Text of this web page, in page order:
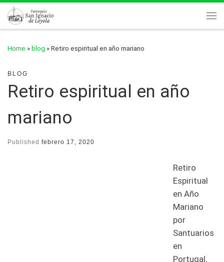
Skip to content
Home » blog » Retiro espiritual en año mariano
BLOG
Retiro espiritual en año
mariano
Published febrero 17, 2020
Retiro
Espiritual
en Año
Mariano
por
Santuarios
en
Portugal,